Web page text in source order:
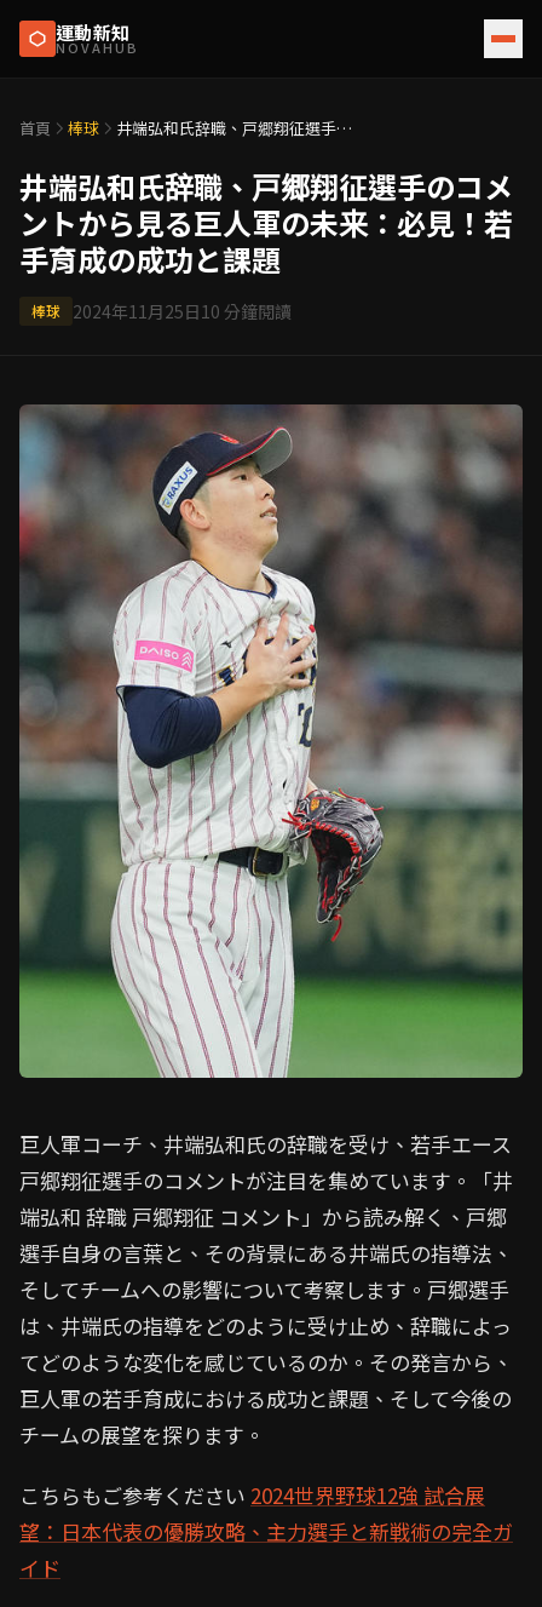
運動新知
NOVAHUB
首頁 棒球
井端弘和氏辞職、戸郷翔征選手の
必見！若手育成の成功と課題
井端弘和氏辞職、戸郷翔征選手のコメ
ントから見る巨人軍の未来：必見！若
手育成の成功と課題
棒球 2024年11月25日10 分鐘閱讀
巨人軍コーチ、井端弘和氏の辞職を受け、若手エース
戸郷翔征選手のコメントが注目を集めています。「井
端弘和 辞職 戸郷翔征 コメント」から読み解く、戸郷
選手自身の言葉と、その背景にある井端氏の指導法、
そしてチームへの影響について考察します。戸郷選手
は、井端氏の指導をどのように受け止め、辞職によっ
てどのような変化を感じているのか。その発言から、
巨人軍の若手育成における成功と課題、そして今後の
チームの展望を探ります。
こちらもご参考ください 2024世界野球12強 試合展
望：日本代表の優勝攻略、主力選手と新戦術の完全ガ
イド